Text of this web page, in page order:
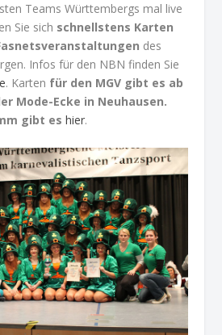
Teams Württembergs mal live
Sie sich schnellstens Karten
des
Infos für den NBN finden Sie
. Karten für den MGV gibt es ab
Mode-Ecke in Neuhausen.
gibt es hier.